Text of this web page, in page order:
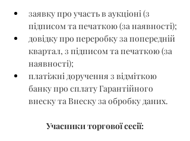
заявку про участь в аукціоні (з
підписом та печаткою (за наявності);
довідку про переробку за попередній
квартал, з підписом та печаткою (за
наявності);
платіжні доручення з відміткою
банку про сплату Гарантійного
внеску та Внеску за обробку даних.
Учасники торгової сесії: